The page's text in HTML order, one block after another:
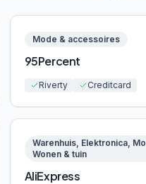
Mode & accessoires
95Percent
Riverty Creditcard
Warenhuis, Elektronica,
Wonen & tuin
AliExpress